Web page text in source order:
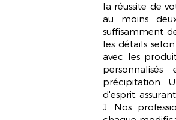
la réussite de
au moins
suffisamment
les détails
avec les
précipitation.
d'esprit,
J. Nos